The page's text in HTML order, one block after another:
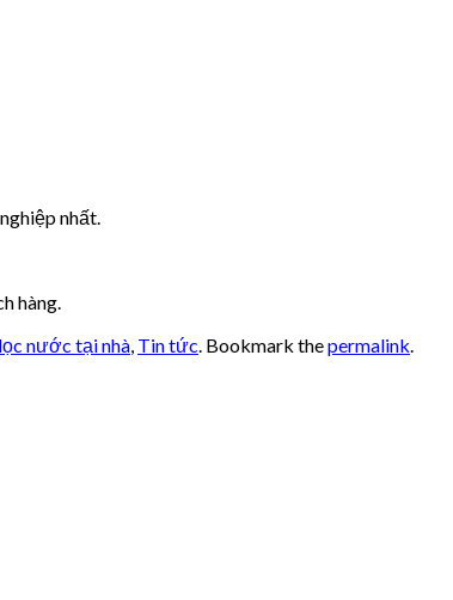
nhất.
hàng.
nước tại nhà, Tin tức. Bookmark thepermalink.